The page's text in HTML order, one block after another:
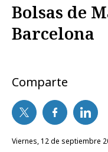
Bolsas de
Barcelona
Comparte
viernes, 12 de septiembre